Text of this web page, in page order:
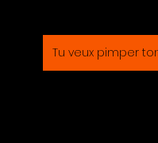
Tu veux pimper